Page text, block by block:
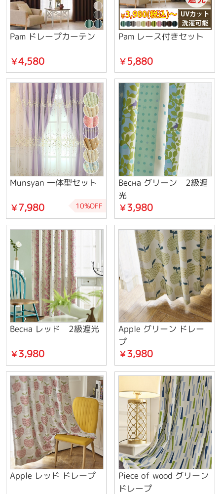
Pam ドレープカーテン
￥4,580
Pam レース付きセット
￥5,880
10%OFF
Munsyan 一体型セット
￥7,980
Весна グリーン 2級遮
光
￥3,980
Весна レッド 2級遮光
￥3,980
Apple グリーン ドレー
プ
￥3,980
Apple レッド ドレープ
Piece of wood グリーン
ドレープ